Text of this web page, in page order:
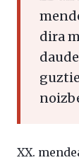
dira
XX.